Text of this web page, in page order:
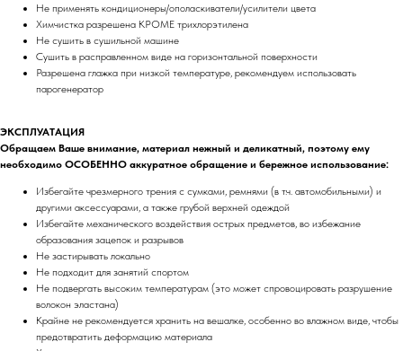
Не применять кондиционеры/ополаскиватели/усилители цвета
Химчистка разрешена КРОМЕ трихлорэтилена
Не сушить в сушильной машине
Сушить в расправленном виде на горизонтальной поверхности
Разрешена глажка при низкой температуре, рекомендуем использовать
парогенератор
ЭКСПЛУАТАЦИЯ
Обращаем Ваше внимание, материал нежный и деликатный, поэтому ему
необходимо ОСОБЕННО аккуратное обращение и бережное использование:
Избегайте чрезмерного трения с сумками, ремнями (в т.ч. автомобильными) и
другими аксессуарами, а также грубой верхней одеждой
Избегайте механического воздействия острых предметов, во избежание
образования зацепок и разрывов
Не застирывать локально
Не подходит для занятий спортом
Не подвергать высоким температурам (это может спровоцировать разрушение
волокон эластана)
Крайне не рекомендуется хранить на вешалке, особенно во влажном виде, чтобы
предотвратить деформацию материала